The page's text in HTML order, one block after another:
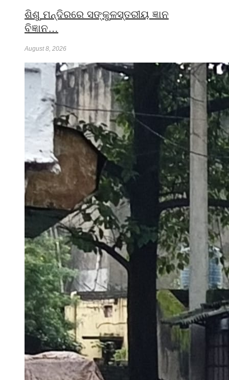
ଶିଶୁ ମନ୍ଦିରରେ ସଙ୍କୁଳସ୍ତରୀୟ ଜ୍ଞାନ
ବିଜ୍ଞାନ…
August 8, 2026